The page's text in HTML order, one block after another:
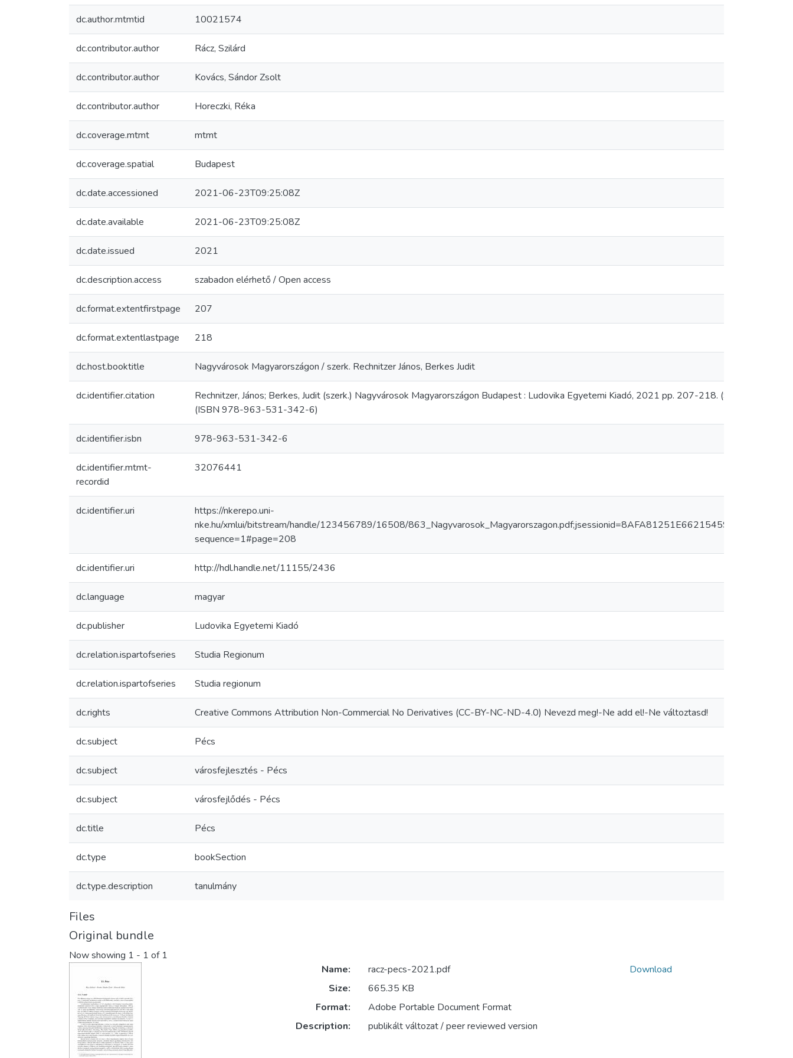
dc.author.mtmtid 10021574
dc.contributor.author Rácz, Szilárd
dc.contributor.author Kovács, Sándor Zsolt
dc.contributor.author Horeczki, Réka
dc.coverage.mtmt mtmt
dc.coverage.spatial Budapest
dc.date.accessioned 2021-06-23T09:25:08Z
dc.date.available 2021-06-23T09:25:08Z
dc.date.issued 2021
dc.description.access szabadon elérhető / Open access
dc.format.extentfirstpage 207
dc.format.extentlastpage 218
dc.host.booktitle Nagyvárosok Magyarországon / szerk. Rechnitzer János, Berkes Judit
dc.identifier.citation
Rechnitzer, János; Berkes, Judit (szerk.) Nagyvárosok Magyarországon Budapest : Ludovika Egyetemi Kiadó, 2021 pp. 207-218. (Studia regionum)
(ISBN 978-963-531-342-6)
dc.identifier.isbn 978-963-531-342-6
dc.identifier.mtmt-
recordid
32076441
dc.identifier.uri
https://nkerepo.uni-
nke.hu/xmlui/bitstream/handle/123456789/16508/
sequence=1#page=208
dc.identifier.uri http://hdl.handle.net/11155/2436
dc.language magyar
dc.publisher Ludovika Egyetemi Kiadó
dc.relation.ispartofseries Studia Regionum
dc.relation.ispartofseries Studia regionum
dc.rights Creative Commons Attribution Non-Commercial No Derivatives (CC-BY-NC-ND-4.0) Nevezd meg!-Ne add el!-Ne változtasd!
dc.subject Pécs
dc.subject városfejlesztés - Pécs
dc.subject városfejlődés - Pécs
dc.title Pécs
dc.type bookSection
dc.type.description tanulmány
Files
Original bundle
Now showing 1 - 1 of 1
Name:
racz-pecs-2021.pdf
Size:
665.35 KB
Format:
Adobe Portable Document Format
Description:
publikált változat / peer reviewed version
Download